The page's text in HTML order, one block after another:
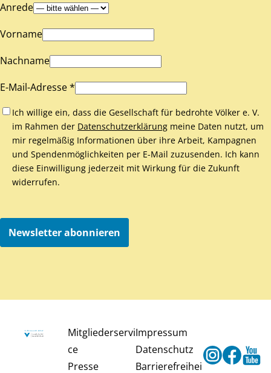
Anrede
Vorname
Nachname
E-Mail-Adresse *
Ich willige ein, dass die Gesellschaft für bedrohte Völker e. V.
im Rahmen der Datenschutzerklärung meine Daten nutzt, um
mir regelmäßig Informationen über ihre Arbeit, Kampagnen
und Spendenmöglichkeiten per E-Mail zuzusenden. Ich kann
diese Einwilligung jederzeit mit Wirkung für die Zukunft
widerrufen.
Newsletter abonnieren
Mitgliederservi
ce
Presse
Impressum
Datenschutz
Barrierefreihei
Instagram